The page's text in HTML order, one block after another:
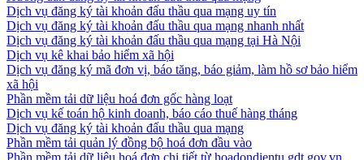
Dịch vụ đăng ký tài khoản đấu thầu qua mạng uy tín
Dịch vụ đăng ký tài khoản đấu thầu qua mạng nhanh nhất
Dịch vụ đăng ký tài khoản đấu thầu qua mạng tại Hà Nội
Dịch vụ kê khai bảo hiểm xã hội
Dịch vụ đăng ký mã đơn vị, báo tăng, báo giảm, làm hồ sơ bảo hiểm
xã hội
Phần mềm tải dữ liệu hoá đơn gốc hàng loạt
Dịch vụ kế toán hộ kinh doanh, báo cáo thuế hàng tháng
Dịch vụ đăng ký tài khoản đấu thầu qua mạng
Phần mềm tải quản lý đồng bộ hoá đơn đầu vào